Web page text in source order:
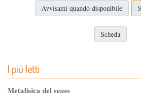
Avvisami quando disponibile
Scheda
I più letti
Metafisica del sesso